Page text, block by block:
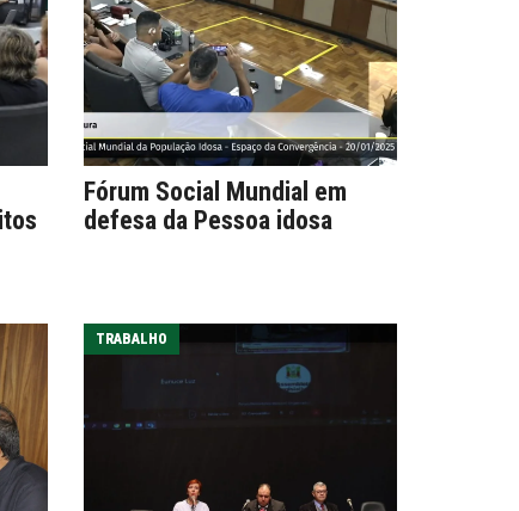
Fórum Social Mundial em
defesa da Pessoa idosa
TRABALHO